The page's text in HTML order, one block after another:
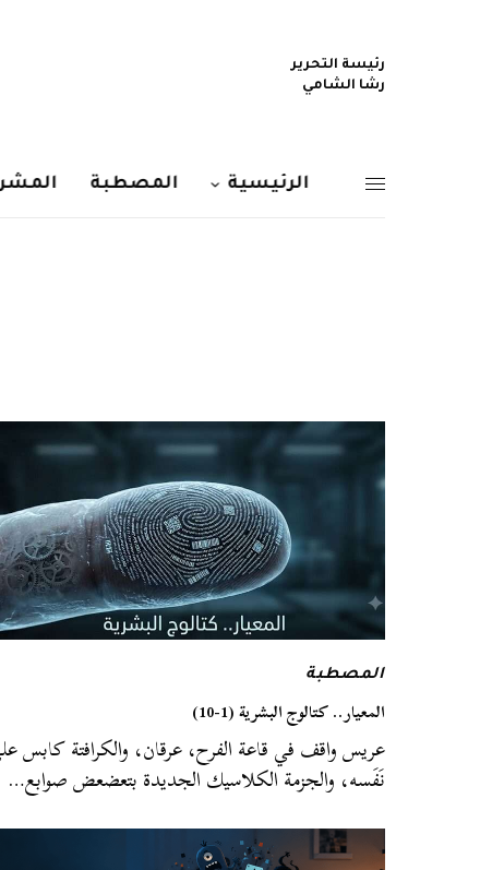
رئيسة التحرير
رشا الشامي
الرئيسية المصطبة
المصطبة
المعيار.. كتالوج البشرية (1-10)
عريس واقف في قاعة الفرح، عرقان، والكرافتة كابس
نَفَسه، والجزمة الكلاسيك الجديدة بتعضعض صوابع…